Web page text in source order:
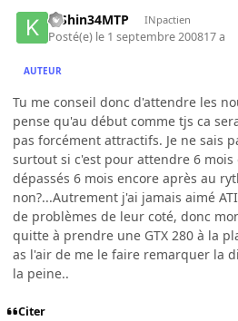
KiShin34MTP INpactien
Posté(e) le 1 septembre 200817 a
AUTEUR
Tu me conseil donc d'attendre les
pense qu'au début comme tjs ca
pas forcément attractifs. Je ne sais
surtout si c'est pour attendre 6
dépassés 6 mois encore après au
non?...Autrement j'ai jamais aimé
de problèmes de leur coté, donc
quitte à prendre une GTX 280 à la
as l'air de me le faire remarquer la
la peine..
Citer